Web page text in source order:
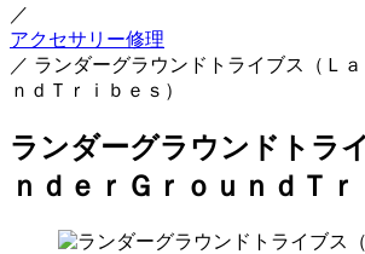
／
アクセサリー修理
／ ランダーグラウンドトライブス（Ｌ
ｎｄＴｒｉｂｅｓ）
ランダーグラウンドトラ
ｎｄｅｒＧｒｏｕｎｄＴｒ